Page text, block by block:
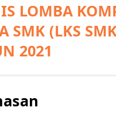
LOMBA
SMK (LKS
2021